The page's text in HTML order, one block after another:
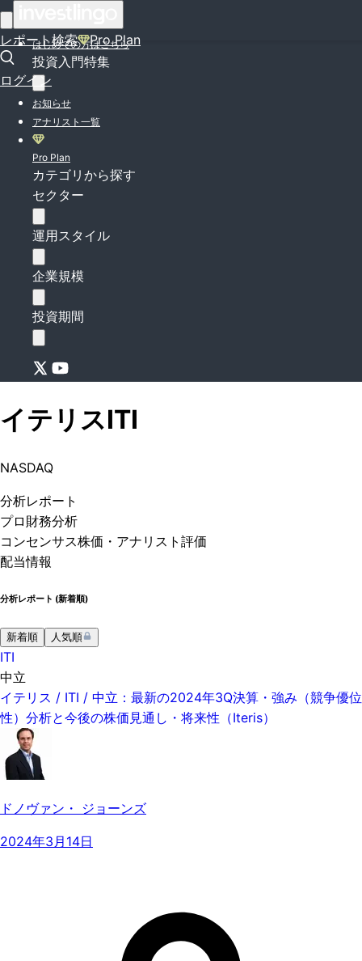
レポート検索 Pro Plan
ログイン
はじめての方はこちら
投資入門特集
お知らせ
アナリスト一覧
Pro Plan
カテゴリから探す
セクター
運用スタイル
企業規模
投資期間
イテリスITI
NASDAQ
分析レポート
プロ 財務分析
コンセンサス株価 ・アナリスト評価
配当情報
分析レポート (新着順)
新着順 人気順
ITI
中立
イテリス / ITI / 中立：最新の2024年3Q決算・強み（競争優位
性）分析と今後の株価見通し・将来性（Iteris）
ドノヴァン・ ジョーンズ
2024年3月14日